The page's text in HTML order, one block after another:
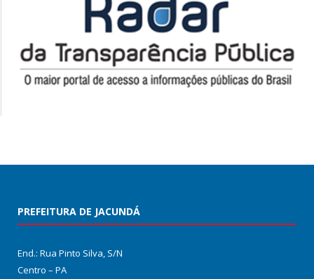
PREFEITURA DE JACUNDÁ
End.: Rua Pinto Silva, S/N
Centro – PA